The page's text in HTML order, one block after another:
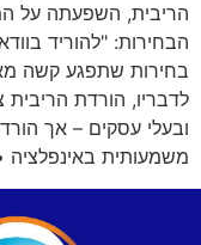
הריבית, השפעתה על
הבחירות: "להוריד
בחירות שתפגע קשה
לדבריו, הורדת
ובעלי עסקים – אך
משמעותית באינפלציה